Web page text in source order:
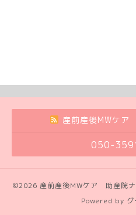
産前産後MWケ
050-
©2026 産前産後MWケア 助産院
Powered by グ